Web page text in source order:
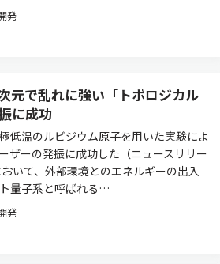
発
元で乱れに強い「トポロジカル
に成功
低温のルビジウム原⼦を⽤いた実験によ
ザーの発振に成功した（ニュースリリー
いて、外部環境とのエネルギーの出⼊
量⼦系と呼ばれる…
発